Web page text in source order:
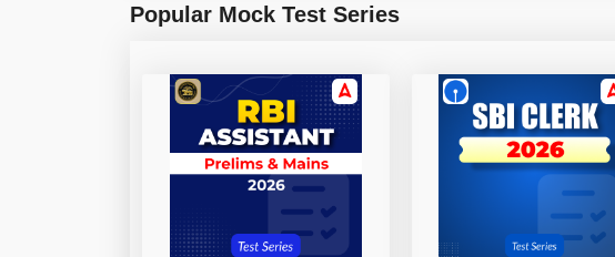
Popular Mock Test Series